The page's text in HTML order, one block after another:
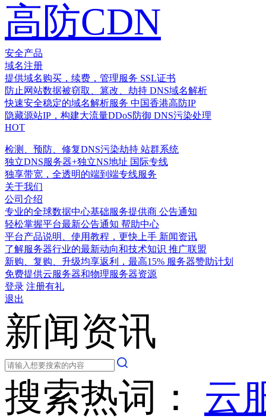
高防CDN
安全产品
域名注册
提供域名购买，续费，管理服务 SSL证书
防止网站数据被窃取、篡改、劫持 DNS域名解析
快速安全稳定的域名解析服务 中国香港高防IP
隐藏源站IP，构建大流量DDoS防御 DNS污染处理
HOT
检测、预防、修复DNS污染劫持 站群系统
独立DNS服务器+独立NS地址 国际专线
独享带宽，全透明的端到端专线服务
关于我们
公司介绍
专业的全球数据中心基础服务提供商 公告通知
轻松掌握平台最新公告通知 帮助中心
平台产品说明、使用教程，更快上手 新闻资讯
了解服务器行业的最新动向和技术知识 推广联盟
新购、复购、升级均享返利，最高15% 服务器赞助计划
免费提供云服务器和物理服务器资源
登录 注册有礼
退出
新闻资讯
搜索热词： 云